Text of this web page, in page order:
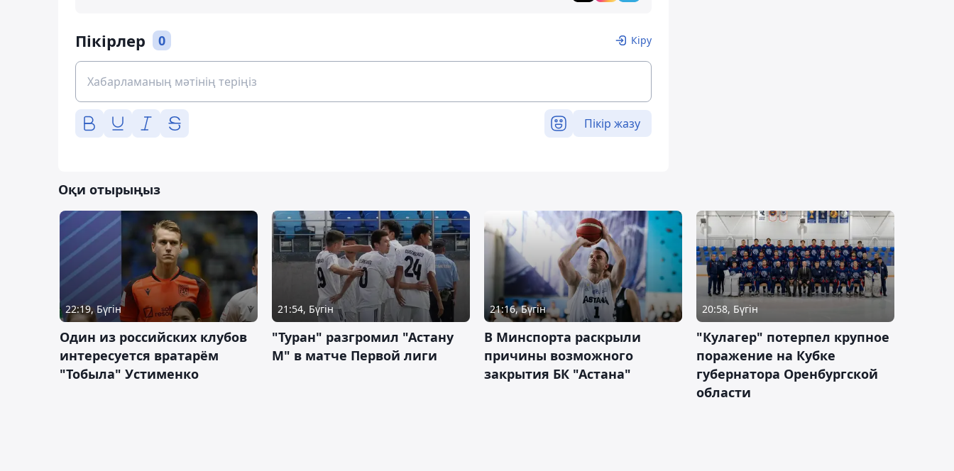
Пікірлер 0 Кіру
Пікір жазу
Оқи отырыңыз
22:19, Бүгін
Один из российских клубов
интересуется вратарём
"Тобыла" Устименко
21:54, Бүгін
"Туран" разгромил "Астану
М" в матче Первой лиги
21:16, Бүгін
В Минспорта раскрыли
причины возможного
закрытия БК "Астана"
20:58, Бүгін
"Кулагер" потерпел крупное
поражение на Кубке
губернатора Оренбургской
области